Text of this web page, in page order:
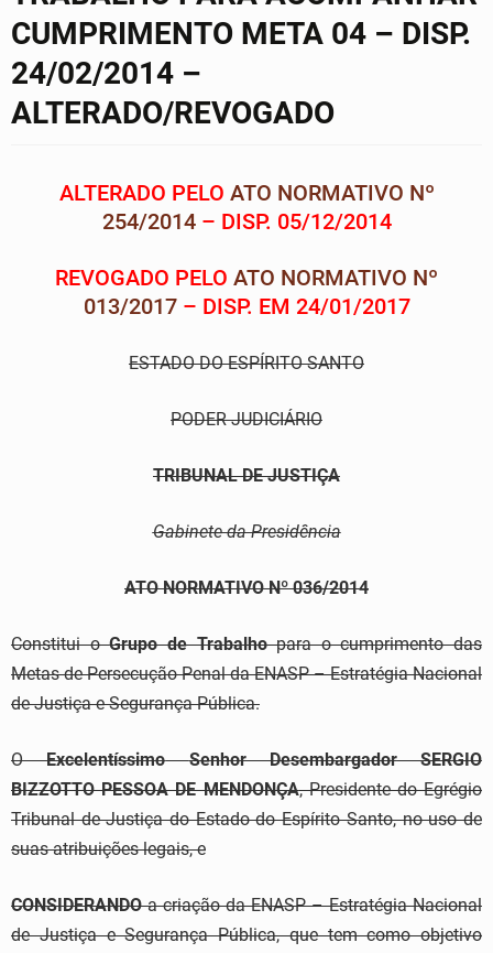
CUMPRIMENTO META 04 – DISP.
24/02/2014 –
ALTERADO/REVOGADO
ALTERADO PELO ATO NORMATIVO Nº
254/2014– DISP. 05/12/2014
REVOGADO PELO ATO NORMATIVO Nº
013/2017– DISP. EM 24/01/2017
ESTADO DO ESPÍRITO SANTO
PODER JUDICIÁRIO
TRIBUNAL DE JUSTIÇA
Gabinete da Presidência
ATO NORMATIVO Nº 036/2014
Constitui oGrupo de Trabalhopara o cumprimento das
Metas de Persecução Penal da ENASP – Estratégia Nacional
de Justiça e Segurança Pública.
OExcelentíssimo Senhor Desembargador SERGIO
BIZZOTTO PESSOA DE MENDONÇA, Presidente do Egrégio
Tribunal de Justiça do Estado do Espírito Santo, no uso de
suas atribuições legais, e
CONSIDERANDOa criação da ENASP – Estratégia Nacional
de Justiça e Segurança Pública, que tem como objetivo